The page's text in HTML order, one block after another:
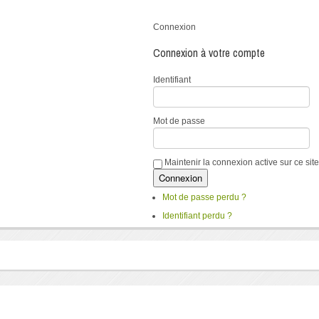
Connexion
Connexion à votre compte
Identifiant
Mot de passe
Maintenir la connexion active sur ce site
Mot de passe perdu ?
Identifiant perdu ?